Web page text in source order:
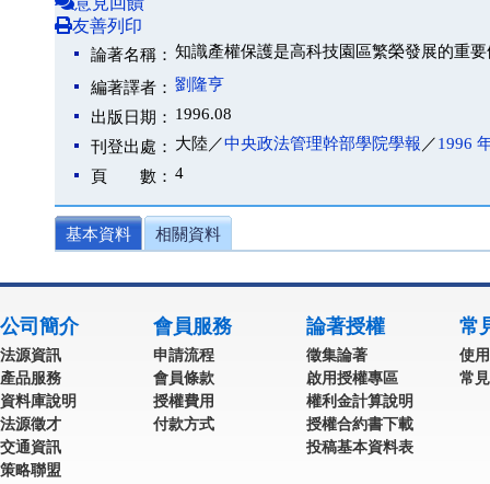
友善列印
論著名稱： 知識產權保護是高科技園區繁榮發展的重要
編著譯者： 劉隆亨
出版日期： 1996.08
刊登出處： 大陸／中央政法管理幹部學院學報 ／1996
頁 數： 4
基本資料 相關資料
公司簡介
法源資訊
產品服務
資料庫說明
法源徵才
交通資訊
策略聯盟
會員服務
申請流程
會員條款
授權費用
付款方式
論著授權
徵集論著
啟用授權專區
權利金計算說明
授權合約書下載
投稿基本資料表
常
使
常